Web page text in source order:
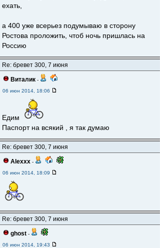
ехать,
а 400 уже всерьез подумываю в сторону
Ростова проложить, чтоб ночь пришлась на
Россию
Re: бревет 300, 7 июня
Виталик -
06 июн 2014, 18:06
Едим
Паспорт на всякий , я так думаю
Re: бревет 300, 7 июня
Alexxx -
06 июн 2014, 18:09
Re: бревет 300, 7 июня
ghost -
06 июн 2014, 19:43